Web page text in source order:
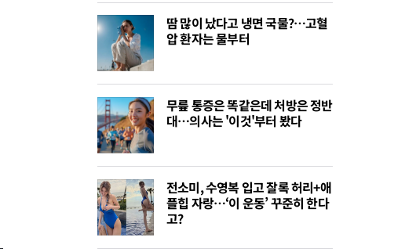
땀 많이 났다고 냉면 국물?…고혈
압 환자는 물부터
무릎 통증은 똑같은데 처방은 정반
대…의사는 '이것'부터 봤다
전소미, 수영복 입고 잘록 허리+애
플힙 자랑…‘이 운동’ 꾸준히 한다
고?